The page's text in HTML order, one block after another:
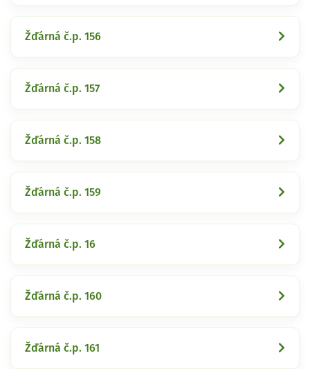
Žďárná č.p. 156
Žďárná č.p. 157
Žďárná č.p. 158
Žďárná č.p. 159
Žďárná č.p. 16
Žďárná č.p. 160
Žďárná č.p. 161